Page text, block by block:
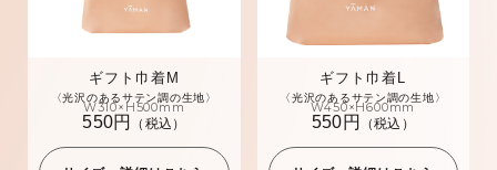
ギフト巾着M
〈光沢のあるサテン調の生地〉
W310×H500mm
550円 （税込）
ギフト巾着L
〈光沢のあるサテン調の生地〉
W450×H600mm
550円 （税込）